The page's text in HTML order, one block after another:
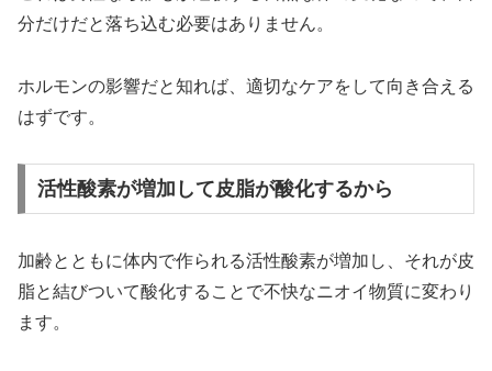
分だけだと落ち込む必要はありません。
ホルモンの影響だと知れば、適切なケアをして向き合える
はずです。
活性酸素が増加して皮脂が酸化するから
加齢とともに体内で作られる活性酸素が増加し、それが皮
脂と結びついて酸化することで不快なニオイ物質に変わり
ます。